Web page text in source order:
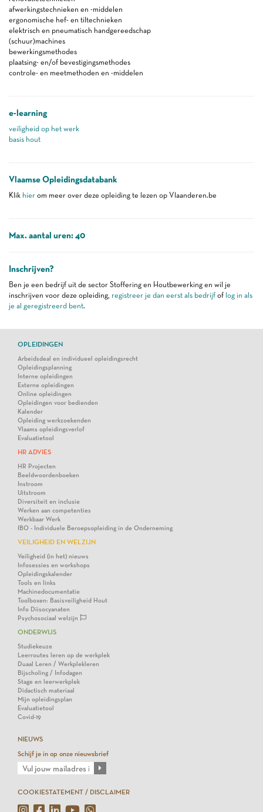
afwerkingstechnieken en -middelen
ergonomische hef- en tiltechnieken
elektrisch en pneumatisch handgereedschap
(schuur)machines
bewerkingsmethodes
plaatsing- en/of bevestigingsmethodes
controle- en meetmethoden en -middelen
e-learning
veiligheid op het werk
basis hout
Vlaamse Opleidingsdatabank
Klik hier om meer over deze opleiding te lezen op Vlaanderen.be
Max. aantal uren: 40
Inschrijven?
Ben je een bedrijf uit de sector Stoffering en Houtbewerking en wil je
inschrijven voor deze opleiding, registreer je dan eerst als bedrijf of log in als
je al geregistreerd bent.
OPLEIDINGEN
Arbeidsdeal en individueel opleidingsrecht
Opleidingsplanning
Interne opleidingen
Externe opleidingen
Online opleidingen
Opleidingen voor bedienden
Kalender
Opleiding werkzoekenden
Vlaams opleidingsverlof
Evaluatietool
HR ADVIES
HR Projecten
Beeldwoordenboeken
Instroom
Uitstroom
Diversiteit en inclusie
Werken aan competenties
Werkbaar Werk
IBO - Individuele Beroepsopleiding in de Onderneming
VEILIGHEID EN WELZIJN
Veiligheid (in het) nieuws
Infosessies en workshops
Opleidingskalender
Tools en links
Machinedocumentatie
Toolboxen: Basisveiligheid Hout
Info Diisocyanaten
Psychosociaal welzijn
ONDERWIJS
Studiekeuze
Leerroutes leren op de werkplek
Duaal Leren / Werkplekleren
Bijscholing / Infodagen
Stage en leerwerkplek
Didactisch materiaal
Mijn opleidingsplan
Evaluatietool
Covid-19
NIEUWS
Schijf je in op onze nieuwsbrief
COOKIESTATEMENT / DISCLAIMER